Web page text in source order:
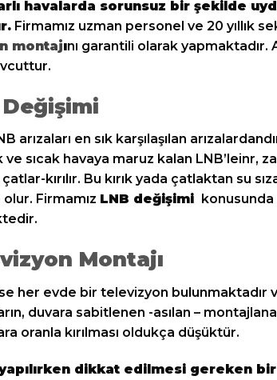
havalarda sorunsuz bir şekilde
Firmamız uzman personel ve 20 yıllık
montajını garantili olarak yapmaktadır.
arızaları en sık karşılaşılan
sıcak havaya maruz kalan LNB’leinr,
kırılır. Bu kırık yada çatlaktan su
olur. Firmamız LNB değişimi
Montajı
her evde bir televizyon bulunmaktadır
duvara sabitlenen -asılan –
oranla kırılması oldukça düşüktür.
dikkat edilmesi gereken